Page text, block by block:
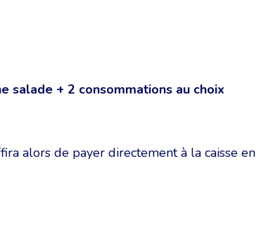
salade + 2 consommations au choix
alors de payer directement à la caisse en